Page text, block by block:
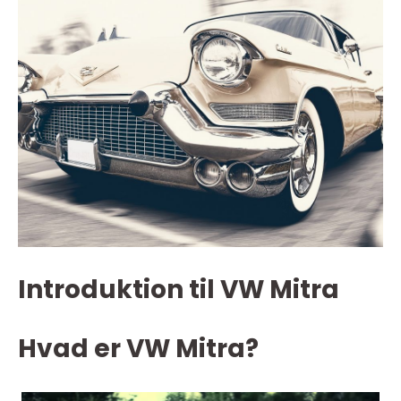
Introduktion til VW Mitra
Hvad er VW Mitra?